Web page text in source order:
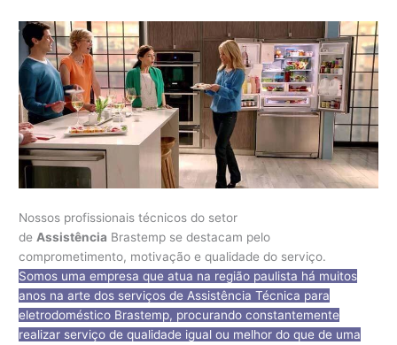
Nossos profissionais técnicos do setor
de Assistência Brastemp se destacam pelo
comprometimento, motivação e qualidade do serviço.
Somos uma empresa que atua na região paulista há muitos
anos na arte dos serviços de Assistência Técnica para
eletrodoméstico Brastemp, procurando constantemente
realizar serviço de qualidade igual ou melhor do que de uma